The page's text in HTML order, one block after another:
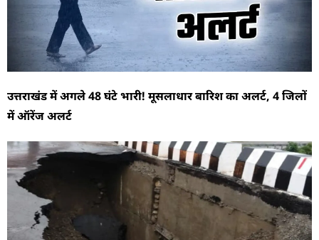
उत्तराखंड में अगले 48 घंटे भारी! मूसलाधार बारिश का अलर्ट, 4 जिलों
में ऑरेंज अलर्ट